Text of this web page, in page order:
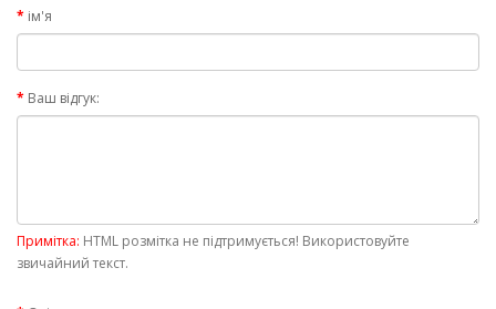
ім'я
Ваш відгук:
Примітка: HTML розмітка не підтримується! Використовуйте
звичайний текст.